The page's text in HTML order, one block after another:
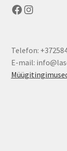
Facebook
Instagram
Telefon:
E-mail: